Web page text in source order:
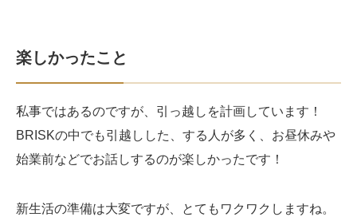
楽しかったこと
私事ではあるのですが、引っ越しを計画しています！
BRISKの中でも引越しした、する人が多く、お昼休みや
始業前などでお話しするのが楽しかったです！
新生活の準備は大変ですが、とてもワクワクしますね。